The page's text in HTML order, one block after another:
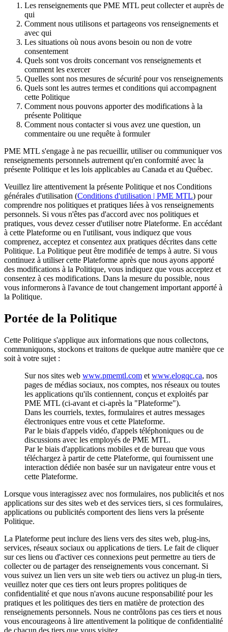
Les renseignements que PME MTL peut collecter et auprès de
qui
Comment nous utilisons et partageons vos renseignements et
avec qui
Les situations où nous avons besoin ou non de votre
consentement
Quels sont vos droits concernant vos renseignements et
comment les exercer
Quelles sont nos mesures de sécurité pour vos renseignements
Quels sont les autres termes et conditions qui accompagnent
cette Politique
Comment nous pouvons apporter des modifications à la
présente Politique
Comment nous contacter si vous avez une question, un
commentaire ou une requête à formuler
PME MTL s'engage à ne pas recueillir, utiliser ou communiquer vos
renseignements personnels autrement qu'en conformité avec la
présente Politique et les lois applicables au Canada et au Québec.
Veuillez lire attentivement la présente Politique et nos Conditions
générales d'utilisation (Conditions d'utilisation | PME MTL) pour
comprendre nos politiques et pratiques liées à vos renseignements
personnels. Si vous n'êtes pas d'accord avec nos politiques et
pratiques, vous devez cesser d'utiliser notre Plateforme. En accédant
à cette Plateforme ou en l'utilisant, vous indiquez que vous
comprenez, acceptez et consentez aux pratiques décrites dans cette
Politique. La Politique peut être modifiée de temps à autre. Si vous
continuez à utiliser cette Plateforme après que nous ayons apporté
des modifications à la Politique, vous indiquez que vous acceptez et
consentez à ces modifications. Dans la mesure du possible, nous
vous informerons à l'avance de tout changement important apporté à
la Politique.
Portée de la Politique
Cette Politique s'applique aux informations que nous collectons,
communiquons, stockons et traitons de quelque autre manière que ce
soit à votre sujet :
Sur nos sites web www.pmemtl.com et www.elogqc.ca, nos
pages de médias sociaux, nos comptes, nos réseaux ou toutes
les applications qu'ils contiennent, conçus et exploités par
PME MTL (ci-avant et ci-après la "Plateforme").
Dans les courriels, textes, formulaires et autres messages
électroniques entre vous et cette Plateforme.
Par le biais d'appels vidéo, d'appels téléphoniques ou de
discussions avec les employés de PME MTL.
Par le biais d'applications mobiles et de bureau que vous
téléchargez à partir de cette Plateforme, qui fournissent une
interaction dédiée non basée sur un navigateur entre vous et
cette Plateforme.
Lorsque vous interagissez avec nos formulaires, nos publicités et nos
applications sur des sites web et des services tiers, si ces formulaires,
applications ou publicités comportent des liens vers la présente
Politique.
La Plateforme peut inclure des liens vers des sites web, plug-ins,
services, réseaux sociaux ou applications de tiers. Le fait de cliquer
sur ces liens ou d'activer ces connexions peut permettre au tiers de
collecter ou de partager des renseignements vous concernant. Si
vous suivez un lien vers un site web tiers ou activez un plug-in tiers,
veuillez noter que ces tiers ont leurs propres politiques de
confidentialité et que nous n'avons aucune responsabilité pour les
pratiques et les politiques des tiers en matière de protection des
renseignements personnels. Nous ne contrôlons pas ces tiers et nous
vous encourageons à lire attentivement la politique de confidentialité
de chacun des tiers que vous visitez.